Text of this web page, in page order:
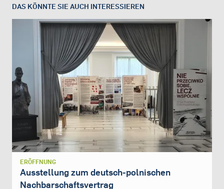
DAS KÖNNTE SIE AUCH INTERESSIEREN
ERÖFFNUNG
Ausstellung zum deutsch-polnischen
Nachbarschaftsvertrag